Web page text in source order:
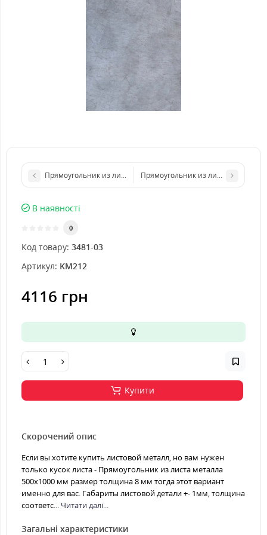
Прямоугольник из листа металла 250х500 мм размер
Прямоугольник из листа
В наявності
0
Код товару: 3481-03
Артикул: KM212
4116 грн
Купити
Скорочений опис
Если вы хотите купить листовой металл, но вам нужен
только кусок листа - Прямоугольник из листа металла
500х1000 мм размер толщина 8 мм тогда этот вариант
именно для вас. Габариты листовой детали +- 1мм, толщина
соответс... Читати далі...
Загальні характеристики